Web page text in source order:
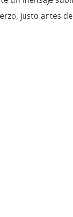
justo antes